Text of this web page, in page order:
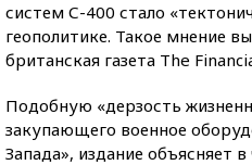
систем С-400 стало
геополитике. Такое мнение
британская газета The
Подобную «дерзость
закупающего военное
Запада», издание объясняет